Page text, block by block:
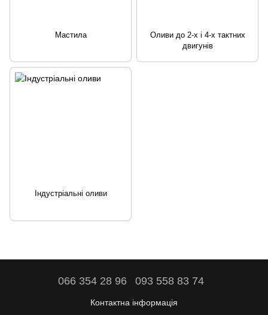
Мастила
Оливи до 2-х і 4-х тактних
двигунів
Індустріальні оливи
066 354 28 96 093 558 83 74
Контактна інформація